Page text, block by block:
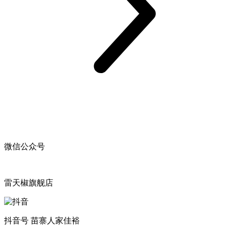
微信公众号
雷天椒旗舰店
抖音号 苗寨人家佳裕